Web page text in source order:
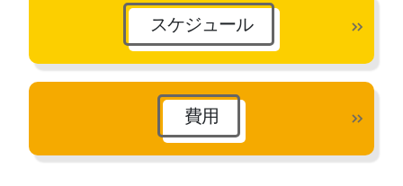
スケジュール
費用